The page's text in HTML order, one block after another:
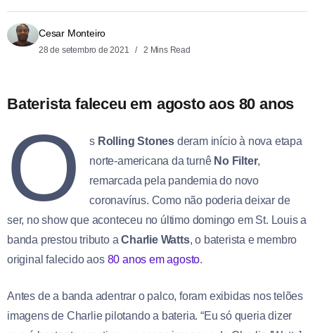
Cesar Monteiro
28 de setembro de 2021 2 Mins Read
Baterista faleceu em agosto aos 80 anos
O s Rolling Stones deram início à nova etapa
norte-americana da turnê No Filter,
remarcada pela pandemia do novo
coronavírus. Como não poderia deixar de
ser, no show que aconteceu no último domingo em St. Louis a
banda prestou tributo aCharlie Watts, o baterista e membro
original falecido aos 80 anos em agosto.
Antes de a banda adentrar o palco, foram exibidas nos telões
imagens de Charlie pilotando a bateria. “Eu só queria dizer